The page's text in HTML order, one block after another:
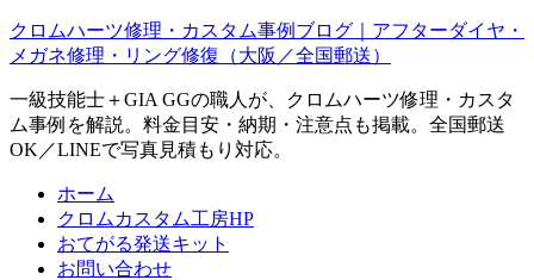
クロムハーツ修理・カスタム事例ブログ｜アフターダイヤ・
メガネ修理・リング修復（大阪／全国郵送）
一級技能士＋GIA GGの職人が、クロムハーツ修理・カスタ
ム事例を解説。料金目安・納期・注意点も掲載。全国郵送
OK／LINEで写真見積もり対応。
ホーム
クロムカスタム工房HP
おてがる発送キット
お問い合わせ